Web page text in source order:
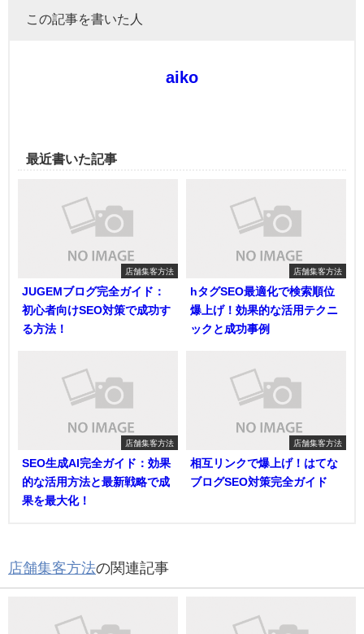
この記事を書いた人
aiko
最近書いた記事
店舗集客方法
JUGEMブログ完全ガイド：
初心者向けSEO対策で成功す
る方法！
店舗集客方法
hタグSEO最適化で検索順位
爆上げ！効果的な活用テクニ
ックと成功事例
店舗集客方法
SEO生成AI完全ガイド：効果
的な活用方法と最新戦略で成
果を最大化！
店舗集客方法
相互リンクで爆上げ！はてな
ブログSEO対策完全ガイド
店舗集客方法の関連記事